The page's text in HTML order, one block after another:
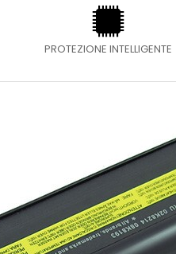
PROTEZIONE INTELLIGENTE